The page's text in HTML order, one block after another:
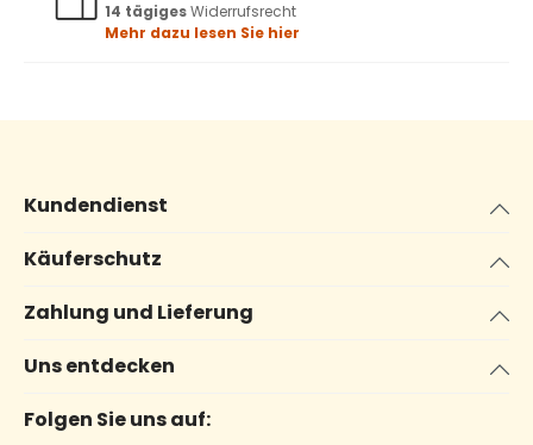
14 tägigesWiderrufsrecht
Mehr dazu lesen Sie hier
Kundendienst
Käuferschutz
Zahlung und Lieferung
Uns entdecken
Folgen Sie uns auf: